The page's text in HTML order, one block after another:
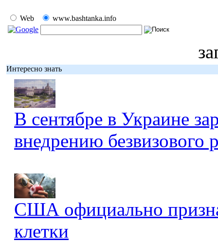
Web www.bashtanka.info
Интересно знать
В сентябре в Украине
внедрению безвизового
США официально
клетки